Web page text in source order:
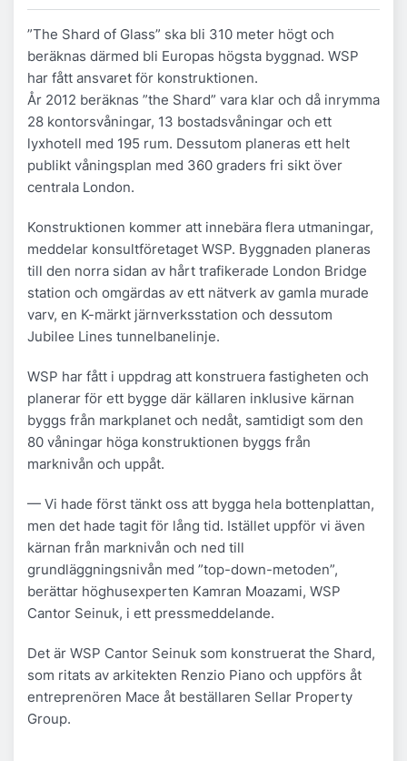
”The Shard of Glass” ska bli 310 meter högt och
beräknas därmed bli Europas högsta byggnad. WSP
har fått ansvaret för konstruktionen.
År 2012 beräknas ”the Shard” vara klar och då inrymma
28 kontorsvåningar, 13 bostadsvåningar och ett
lyxhotell med 195 rum. Dessutom planeras ett helt
publikt våningsplan med 360 graders fri sikt över
centrala London.
Konstruktionen kommer att innebära flera utmaningar,
meddelar konsultföretaget WSP. Byggnaden planeras
till den norra sidan av hårt trafikerade London Bridge
station och omgärdas av ett nätverk av gamla murade
varv, en K-märkt järnverksstation och dessutom
Jubilee Lines tunnelbanelinje.
WSP har fått i uppdrag att konstruera fastigheten och
planerar för ett bygge där källaren inklusive kärnan
byggs från markplanet och nedåt, samtidigt som den
80 våningar höga konstruktionen byggs från
marknivån och uppåt.
— Vi hade först tänkt oss att bygga hela bottenplattan,
men det hade tagit för lång tid. Istället uppför vi även
kärnan från marknivån och ned till
grundläggningsnivån med ”top-down-metoden”,
berättar höghusexperten Kamran Moazami, WSP
Cantor Seinuk, i ett pressmeddelande.
Det är WSP Cantor Seinuk som konstruerat the Shard,
som ritats av arkitekten Renzio Piano och uppförs åt
entreprenören Mace åt beställaren Sellar Property
Group.